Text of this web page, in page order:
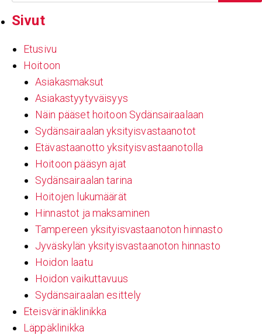
Sivut
Etusivu
Hoitoon
Asiakasmaksut
Asiakastyytyväisyys
Näin pääset hoitoon Sydänsairaalaan
Sydänsairaalan yksityisvastaanotot
Etävastaanotto yksityisvastaanotolla
Hoitoon pääsyn ajat
Sydänsairaalan tarina
Hoitojen lukumäärät
Hinnastot ja maksaminen
Tampereen yksityisvastaanoton hinnasto
Jyväskylän yksityisvastaanoton hinnasto
Hoidon laatu
Hoidon vaikuttavuus
Sydänsairaalan esittely
Eteisvärinäklinikka
Läppäklinikka